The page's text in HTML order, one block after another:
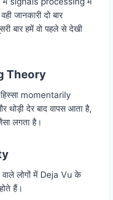
जानकारी दो बार
बार हमें वो पहले से देखी
Theory
momentarily
देर बाद वापस आता है,
लगता है।
लोगों में Deja Vu के
हैं।